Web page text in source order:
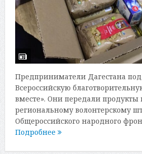
Предприниматели Дагестана
Всероссийскую
вместе». Они передали
региональному волонтерскому
Общероссийского народного
Подробнее